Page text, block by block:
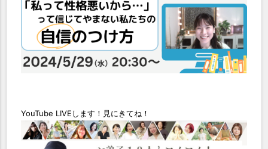
YouTube LIVEします！見にきてね！